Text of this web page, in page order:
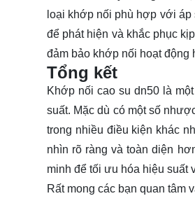
loại khớp nối phù hợp với áp
để phát hiện và khắc phục
đảm bảo khớp nối hoạt động
Tổng kết
Khớp nối cao su dn50 là
suất. Mặc dù có một số
trong nhiều điều kiện khác
nhìn rõ ràng và toàn diện
minh để tối ưu hóa hiệu suất
Rất mong các bạn quan tâm